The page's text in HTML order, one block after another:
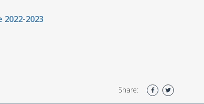
2023
Share: